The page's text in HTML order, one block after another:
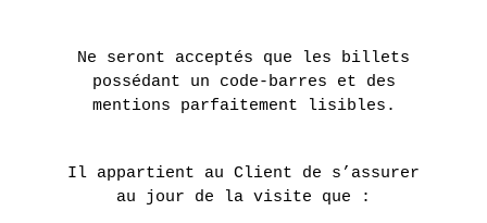
Ne seront acceptés que les billets
possédant un code-barres et des
mentions parfaitement lisibles.
Il appartient au Client de s’assurer
au jour de la visite que :